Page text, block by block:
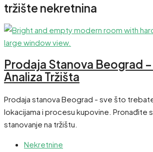
tržište nekretnina
Prodaja Stanova Beograd
Analiza Tržišta
Prodaja stanova Beograd - sve što
lokacijama i procesu kupovine. Pronađite
stanovanje na tržištu.
Nekretnine